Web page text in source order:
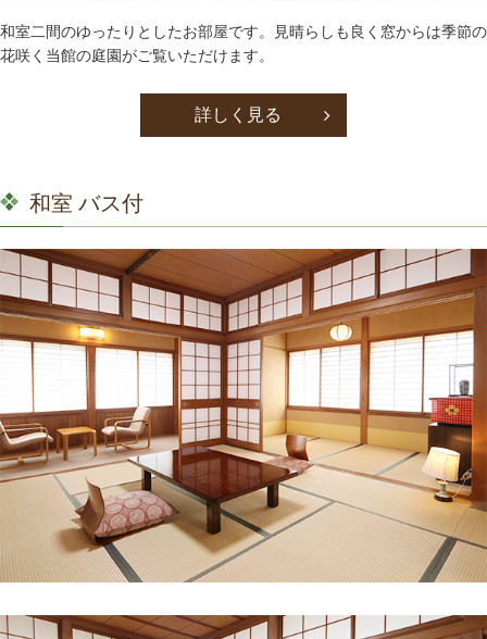
和室二間のゆったりとしたお部屋です。見晴らしも良く窓からは季節の
花咲く当館の庭園がご覧いただけます。
詳しく見る
和室 バス付